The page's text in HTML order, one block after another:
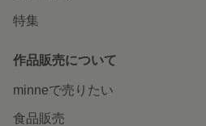
特集
作品販売について
minneで売りたい
食品販売